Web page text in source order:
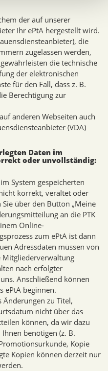
der auf unserer
Ihr ePtA hergestellt wird.
die
zugelassen werden,
die technische
der elektronischen
für den Fall, dass z. B.
Berechtigung zur
anderen Webseiten auch
(VDA)
Daten im
oder unvollständig:
System gespeicherten
korrekt, veraltet oder
über den Button „Meine
an die PTK
Online-
zum ePtA ist dann
Adressdaten müssen von
Mitgliederverwaltung
nach erfolgter
Anschließend können
ePtA beginnen.
Änderungen zu Titel,
nicht über das
können, da wir dazu
benötigen (z. B.
Kopie
Kopien können derzeit nur